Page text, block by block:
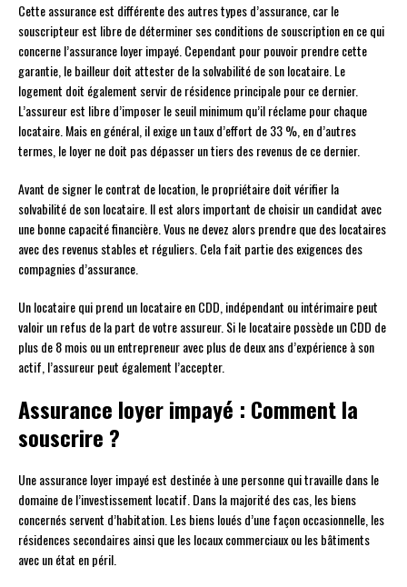
Cette assurance est différente des autres types d’assurance, car le
souscripteur est libre de déterminer ses conditions de souscription en ce qui
concerne l’assurance loyer impayé. Cependant pour pouvoir prendre cette
garantie, le bailleur doit attester de la solvabilité de son locataire. Le
logement doit également servir de résidence principale pour ce dernier.
L’assureur est libre d’imposer le seuil minimum qu’il réclame pour chaque
locataire. Mais en général, il exige un taux d’effort de 33 %, en d’autres
termes, le loyer ne doit pas dépasser un tiers des revenus de ce dernier.
Avant de signer le contrat de location, le propriétaire doit vérifier la
solvabilité de son locataire. Il est alors important de choisir un candidat avec
une bonne capacité financière. Vous ne devez alors prendre que des locataires
avec des revenus stables et réguliers. Cela fait partie des exigences des
compagnies d’assurance.
Un locataire qui prend un locataire en CDD, indépendant ou intérimaire peut
valoir un refus de la part de votre assureur. Si le locataire possède un CDD de
plus de 8 mois ou un entrepreneur avec plus de deux ans d’expérience à son
actif, l’assureur peut également l’accepter.
Assurance loyer impayé : Comment la
souscrire ?
Une assurance loyer impayé est destinée à une personne qui travaille dans le
domaine de l’investissement locatif. Dans la majorité des cas, les biens
concernés servent d’habitation. Les biens loués d’une façon occasionnelle, les
résidences secondaires ainsi que les locaux commerciaux ou les bâtiments
avec un état en péril.